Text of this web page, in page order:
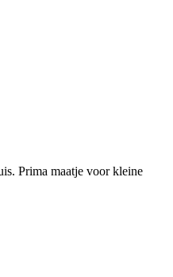
Prima maatje voor kleine